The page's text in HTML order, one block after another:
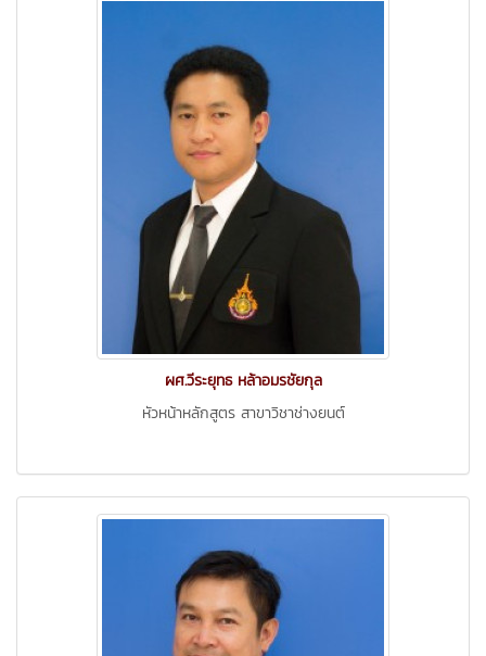
ผศ.วีระยุทธ หล้าอมรชัยกุล
หัวหน้าหลักสูตร สาขาวิชาช่างยนต์